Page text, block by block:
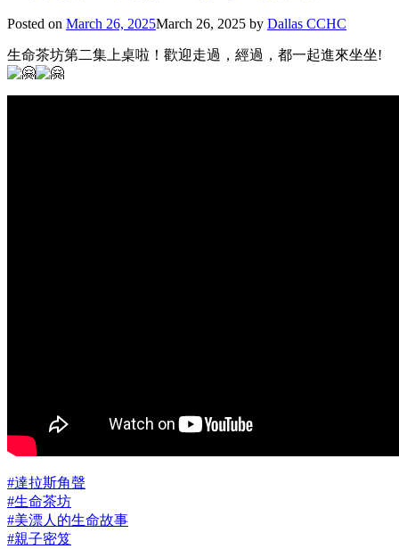
Posted on March 26, 2025March 26, 2025 by Dallas CCHC
生命茶坊第二集上桌啦！歡迎走過，經過，都一起進來坐坐!
#達拉斯角聲
#生命茶坊
#美漂人的生命故事
#親子密笈